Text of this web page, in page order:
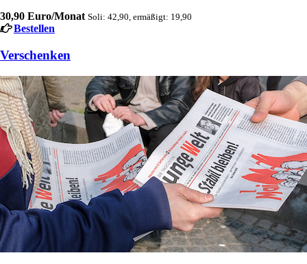
30,90 Euro/Monat Soli: 42,90, ermäßigt: 19,90
Bestellen
Verschenken